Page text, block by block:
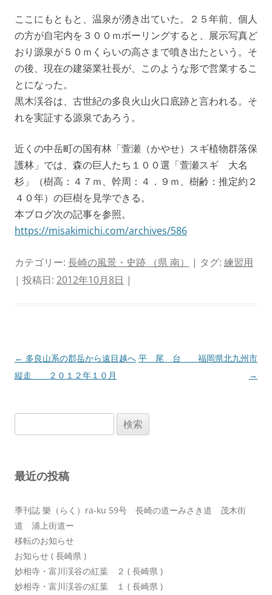
ここにもともと、温泉が湧き出ていた。２５年前、個人
の方が自宅内を３００ｍボーリングすると、展示写真ど
おり源泉が５０ｍくらいの高さまで噴き出たという。そ
の後、現在の建築業社長が、このような形で営業するこ
とになった。
黒木渓谷は、古世紀の多良火山火口底跡と言われる。そ
れを実証する源泉であろう。
近くの中岳町の国有林「萱瀬（かやせ）スギ植物群落保
護林」では、森の巨人たち１００選「萱瀬スギ 大名
杉」（樹高：４７ｍ、幹周：４．９ｍ、樹齢：推定約２
４０年）の巨樹を見学できる。
本ブログ次の記事を参照。
https://misakimichi.com/archives/586
カテゴリー: 長崎の風景・史跡 （県 南） | タグ: 練習用
| 投稿日: 2012年10月8日 |
投
稿
ョ
← 多良山系の郡岳から遠目越へ
縦走 ２０１２年１０月
平 尾 台 福岡県北九州市
→
索:
最近の投稿
季刊誌 樂（らく）ra-ku 59号 長崎の道ーみさき道 茂木街
道 浦上街道ー
移転のお知らせ
お知らせ ( 長崎県 )
妙相寺・富川渓谷の紅葉 ２ ( 長崎県 )
妙相寺・富川渓谷の紅葉 １ ( 長崎県 )